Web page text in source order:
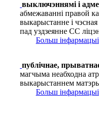
выключэннямі і
абмежаванні правой
выкарыстанне і
пад уздзеянне СС
Больш інфармацыі
публічнае,
магчыма неабходна
выкарыстаннем
Больш інфармацыі